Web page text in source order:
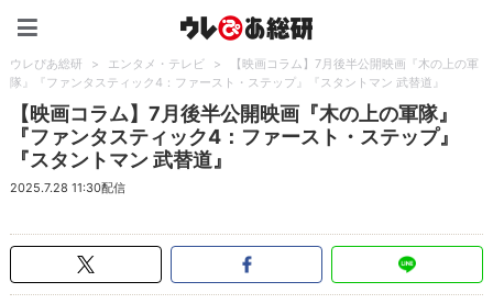
ウレぴあ総研 > エンタメ・テレビ >
【映画コラム】7月後半公開映画『木の上の軍
隊』『ファンタスティック4：ファースト・ステップ』『スタントマン 武替道』
【映画コラム】7月後半公開映画『木の上の軍隊』
『ファンタスティック4：ファースト・ステップ』
『スタントマン 武替道』
2025.7.28 11:30配信